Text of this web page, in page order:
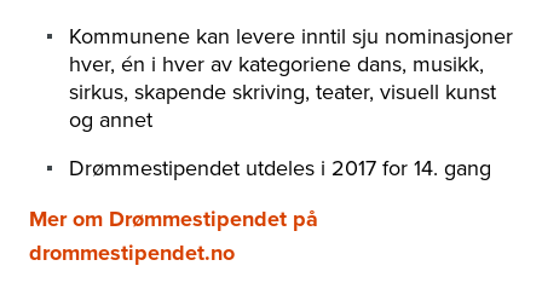
Kommunene kan levere inntil sju nominasjoner
hver, én i hver av kategoriene dans, musikk,
sirkus, skapende skriving, teater, visuell kunst
og annet
Drømmestipendet utdeles i 2017 for 14. gang
Mer om Drømmestipendet på
drommestipendet.no